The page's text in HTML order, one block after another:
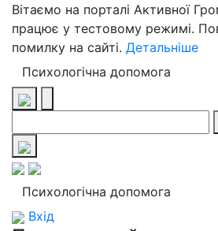
Вітаємо на порталі Активної
працює у тестовому режимі.
помилку на сайті. Детальніше
Психологічна допомога
Психологічна допомога
Вхід